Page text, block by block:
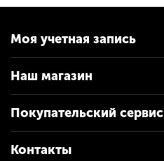
Моя учетная запись
Наш магазин
Покупательский сервис
Контакты